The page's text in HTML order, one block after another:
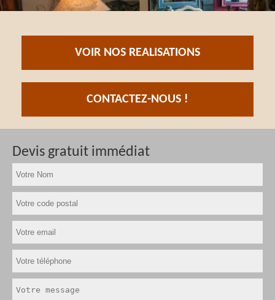
VOIR NOS REALISATIONS
CONTACTEZ-NOUS !
Devis gratuit immédiat